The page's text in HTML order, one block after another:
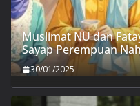
Muslimat NU dan
Sayap Perempuan
30/01/2025